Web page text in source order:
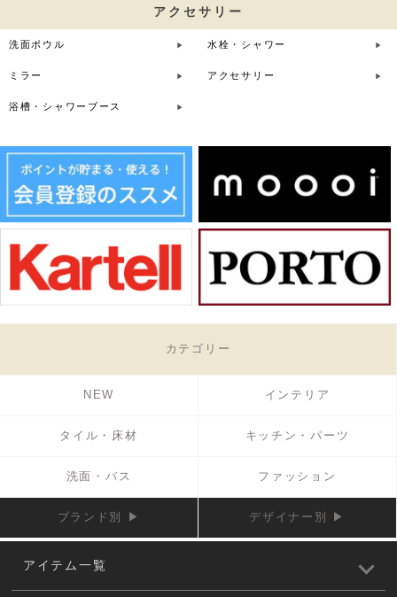
アクセサリー
洗面ボウル 水栓・シャワー
ミラー アクセサリー
浴槽・シャワーブース
カテゴリー
NEW インテリア
タイル・床材 キッチン・パーツ
洗面・バス ファッション
ブランド別 ▶ デザイナー別 ▶
アイテム一覧